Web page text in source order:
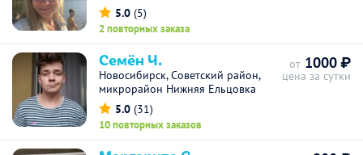
5.0 (5)
2 повторных заказа
Семён Ч.
Новосибирск, Советский район,
микрорайон Нижняя Ельцовка
5.0 (31)
10 повторных заказов
от 1000 ₽
цена за сутки